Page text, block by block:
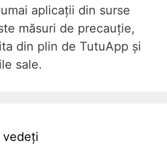
aplicații din surse
măsuri de precauție,
din plin de TutuApp și
sale.
vedeți